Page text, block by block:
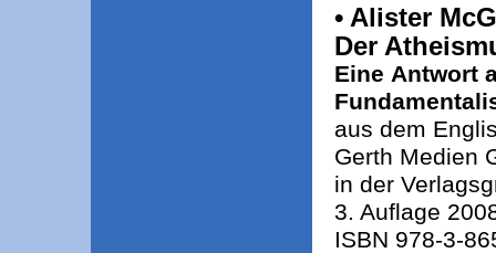
• Alister
Der
Eine Antwort
aus dem
Gerth Medien
in der
3. Auflage
ISBN 978-3-